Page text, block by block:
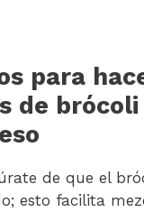
para
de brócoli
de que el
esto facilita